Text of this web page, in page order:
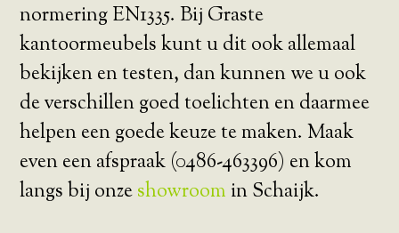
normering EN1335. Bij Graste
kantoormeubels kunt u dit ook allemaal
bekijken en testen, dan kunnen we u ook
de verschillen goed toelichten en daarmee
helpen een goede keuze te maken. Maak
even een afspraak (0486-463396) en kom
langs bij onzeshowroom in Schaijk.